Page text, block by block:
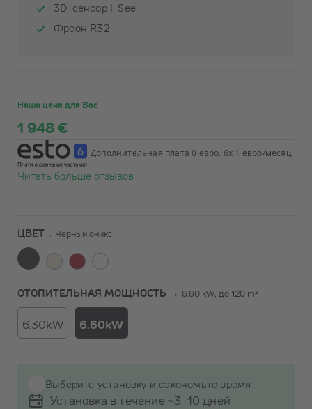
3D-сенсор I-See
Фреон R32
Наша цена для Вас
1 948 €
Дополнительная плата 0 евро. 6x 1 евро/месяц
Читать больше отзывов
ЦВЕТ→ Черный оникс
ОТОПИТЕЛЬНАЯ МОЩНОСТЬ → 6.60 kW, до 120 m²
6.30kW 6.60kW
Выберите установку и сэкономьте время
Установка в течение ~3-10 дней